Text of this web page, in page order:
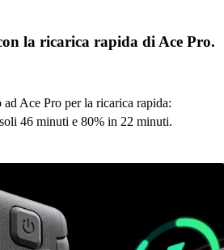
la ricarica rapida di Ace Pro.
Ace Pro per la ricarica rapida:
46 minuti e 80% in 22 minuti.